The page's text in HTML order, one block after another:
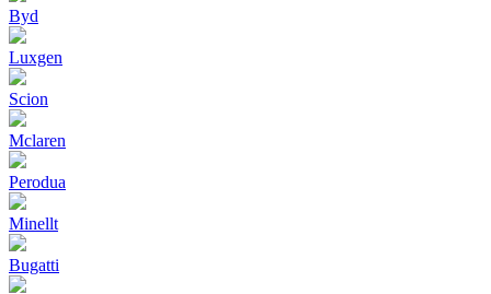
Byd
Luxgen
Scion
Mclaren
Perodua
Minellt
Bugatti